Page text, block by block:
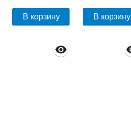
В корзину В корзину